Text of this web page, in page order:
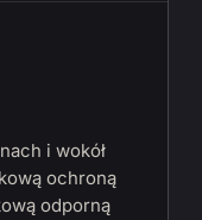
i wokół
ochroną
odporną